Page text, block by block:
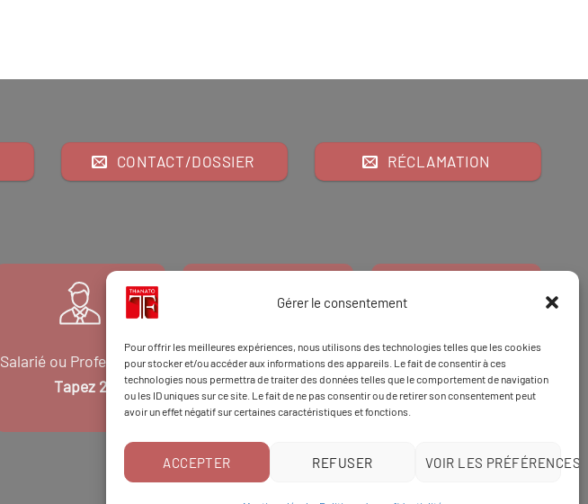
Gérer le consentement
Pour offrir les meilleures expériences, nous utilisons des technologies telles que les cookies
pour stocker et/ou accéder aux informations des appareils. Le fait de consentir à ces
technologies nous permettra de traiter des données telles que le comportement de navigation
ou les ID uniques sur ce site. Le fait de ne pas consentir ou de retirer son consentement peut
avoir un effet négatif sur certaines caractéristiques et fonctions.
ACCEPTER REFUSER VOIR LES PRÉFÉRENCES
CONTACT/DOSSIER RÉCLAMATION
Salarié ou Professionnel
Tapez 2
Financeur
Tapez 3
EtTapez 98pour
une formation